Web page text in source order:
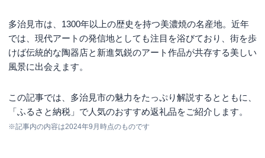
多治見市は、1300年以上の歴史を持つ美濃焼の名産地。近年
では、現代アートの発信地としても注目を浴びており、街を歩
けば伝統的な陶器店と新進気鋭のアート作品が共存する美しい
風景に出会えます。
この記事では、多治見市の魅力をたっぷり解説するとともに、
「ふるさと納税」で人気のおすすめ返礼品をご紹介します。
※記事内の内容は2024年9月時点のものです